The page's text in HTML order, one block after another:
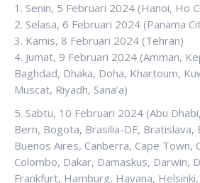
1. Senin, 5 Februari 2024 (Hanoi, Ho
2. Selasa, 6 Februari 2024 (Panama
3. Kamis, 8 Februari 2024 (Tehran)
4. Jumat, 9 Februari 2024 (Amman,
Baghdad, Dhaka, Doha, Khartoum,
Muscat, Riyadh, Sana’a)
5. Sabtu, 10 Februari 2024 (Abu
Bern, Bogota, Brasilia-DF, Bratislava,
Buenos Aires, Canberra, Cape Town,
Colombo, Dakar, Damaskus, Darwin,
Frankfurt, Hamburg, Havana,